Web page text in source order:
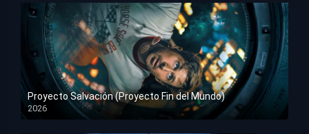
Proyecto Salvación (Proyecto Fin del Mundo)
2026
HD 1080p